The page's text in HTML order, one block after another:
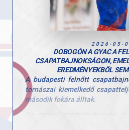
2026-05-
DOBOGÓN A GYAC A
CSAPATBAJNOKSÁGON,
EREDMÉNYEKBŐL
A budapesti felnőtt
tornászai kiemelkedő
második fokára álltak.
Az egyéni szerbajnokságon
született, különösen Tomcsányi